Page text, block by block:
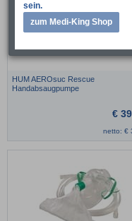
HUM AEROsuc Rescue
Handabsaugpumpe
€
netto: €
sein.
zum Medi-King Shop